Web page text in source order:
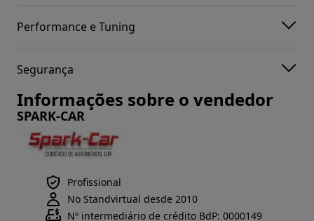
Performance e Tuning
Segurança
Informações sobre o vendedor
SPARK-CAR
Profissional
No Standvirtual desde 2010
Nº intermediário de crédito BdP: 0000149